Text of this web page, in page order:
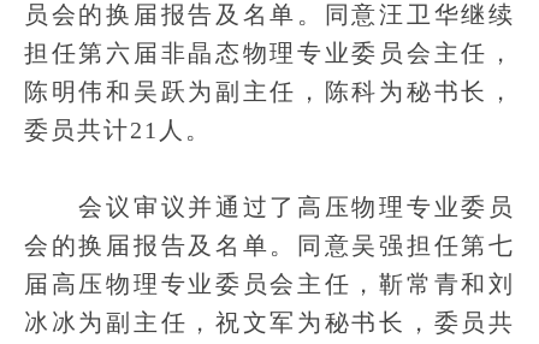
员会的换届报告及名单。同意汪卫华继续
担任第六届非晶态物理专业委员会主任，
陈明伟和吴跃为副主任，陈科为秘书长，
委员共计21人。
会议审议并通过了高压物理专业委员
会的换届报告及名单。同意吴强担任第七
届高压物理专业委员会主任，靳常青和刘
冰冰为副主任，祝文军为秘书长，委员共